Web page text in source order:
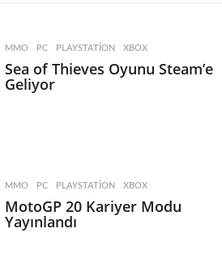
MMO ,PC ,PLAYSTATION ,XBOX
Sea of Thieves Oyunu Steam’e
Geliyor
MMO ,PC ,PLAYSTATION ,XBOX
MotoGP 20 Kariyer Modu
Yayınlandı